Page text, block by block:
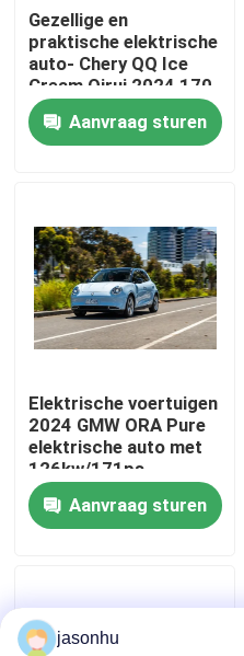
Thuis
Producten
Fabrieksreis
Kwaliteitscontrole
Vraag een offerte aan
gebruikte auto's
Grote Elektrische Auto's
Gezellige en
praktische elektrische
auto- Chery QQ Ice
Cream Qirui 2024 170
km 205 km 3 deuren 4
zitplaatsen Mini EV
Minicar
Aanvraag sturen
Elektrische voertuigen
2024 GMW ORA Pure
elektrische auto met
126kw/171ps
Motorpower 160km/h
Topsnelheid&400kmRange
Aanvraag sturen
jasonhu